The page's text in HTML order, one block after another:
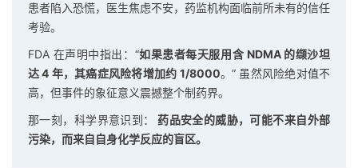
患者陷入恐慌，医生焦虑不安，药监机构面临前所未有的信任
考验。
FDA 在声明中指出：“如果患者每天服用含 NDMA 的缬沙坦
达 4 年，其癌症风险将增加约 1/8000。” 虽然风险绝对值不
高，但事件的象征意义震撼整个制药界。
那一刻，科学界意识到：
药品安全的威胁，可能不来自外部
污染，而来自自身化学反应的盲区。